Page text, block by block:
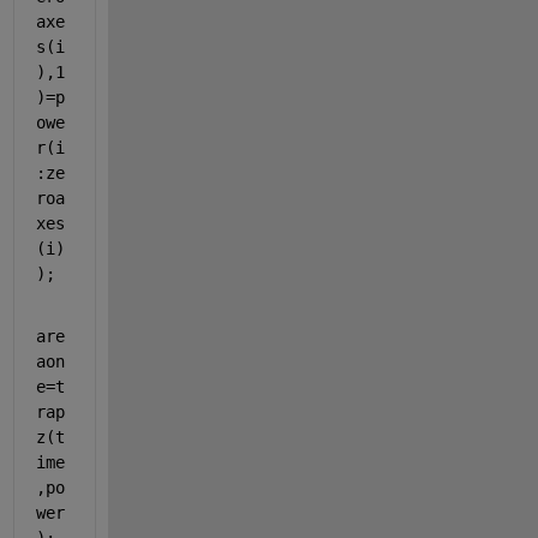
axe
s(i
),1
)=p
owe
r(i
:ze
roa
xes
(i)
);
are
aon
e=t
rap
z(t
ime
,po
wer